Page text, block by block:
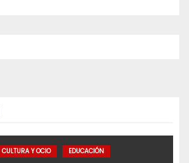
CULTURA Y OCIO EDUCACIÓN